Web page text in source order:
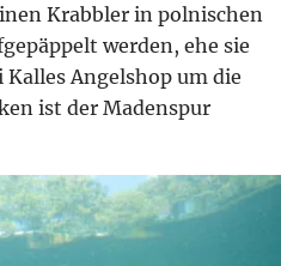
Krabbler in polnischen
werden, ehe sie
Angelshop um die
ist der Madenspur